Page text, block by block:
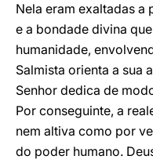
Nela eram exaltadas a
e a bondade divina
humanidade,
Salmista orienta a sua
Senhor dedica de
Por conseguinte, a
nem altiva como por
do poder humano.